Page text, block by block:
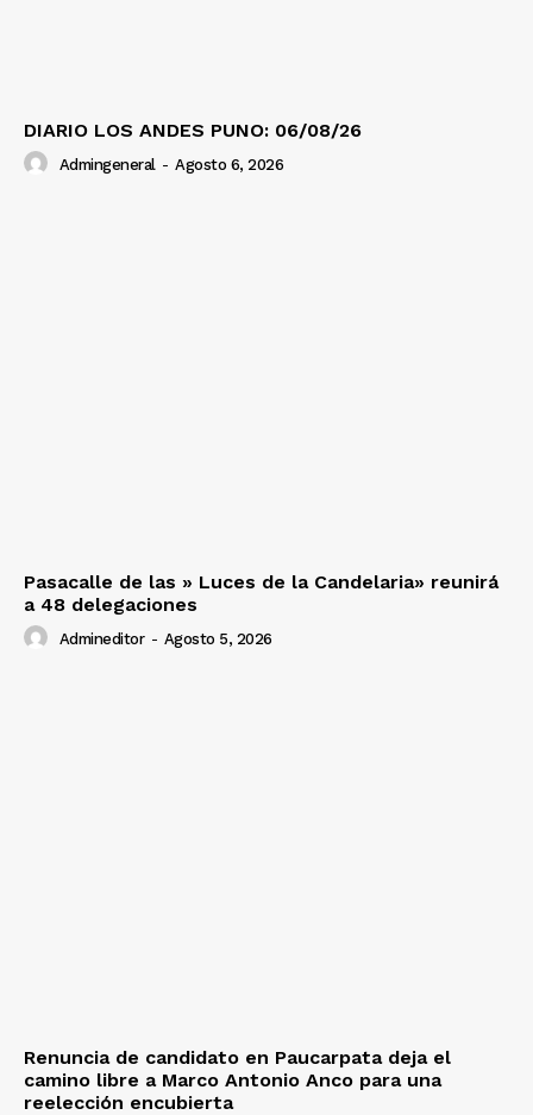
DIARIO LOS ANDES PUNO: 06/08/26
Admingeneral - Agosto 6, 2026
Pasacalle de las » Luces de la Candelaria» reunirá
a 48 delegaciones
Admineditor - Agosto 5, 2026
Renuncia de candidato en Paucarpata deja el
camino libre a Marco Antonio Anco para una
reelección encubierta